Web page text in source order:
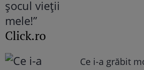
Click.ro
Ce i-a grăbit